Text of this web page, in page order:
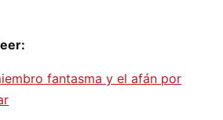
fantasma y el afán por